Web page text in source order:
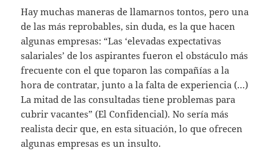
Hay muchas maneras de llamarnos tontos, pero una
de las más reprobables, sin duda, es la que hacen
algunas empresas: “Las ‘elevadas expectativas
salariales’ de los aspirantes fueron el obstáculo más
frecuente con el que toparon las compañías a la
hora de contratar, junto a la falta de experiencia (…)
La mitad de las consultadas tiene problemas para
cubrir vacantes” (El Confidencial). No sería más
realista decir que, en esta situación, lo que ofrecen
algunas empresas es un insulto.